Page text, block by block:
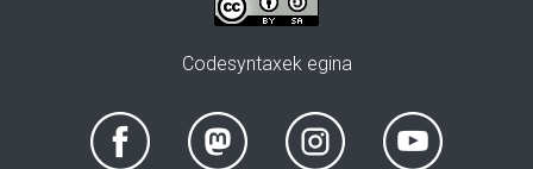
Codesyntaxek egina